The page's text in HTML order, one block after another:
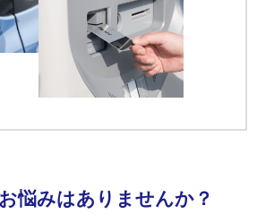
悩みはありませんか？